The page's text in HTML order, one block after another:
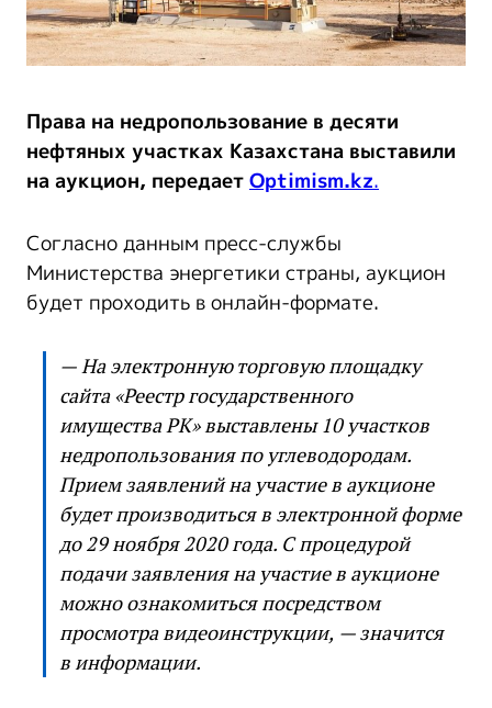
Права на недропользование в десяти
нефтяных участках Казахстана выставили
на аукцион, передаетOptimism.kz.
Согласно данным пресс-службы
Министерства энергетики страны, аукцион
будет проходить в онлайн-формате.
— На электронную торговую площадку
сайта «Реестр государственного
имущества РК» выставлены 10 участков
недропользования по углеводородам.
Прием заявлений на участие в аукционе
будет производиться в электронной форме
до 29 ноября 2020 года. С процедурой
подачи заявления на участие в аукционе
можно ознакомиться посредством
просмотра видеоинструкции, — значится
в информации.